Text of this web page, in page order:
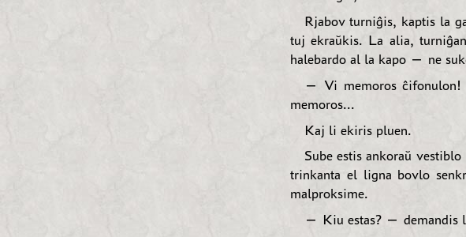
Rjabov turniĝis, kaptis la
tuj ekraŭkis. La alia,
halebardo al la kapo — ne
— Vi memoros
memoros...
Kaj li ekiris pluen.
Sube estis ankoraŭ
trinkanta el ligna bovlo
malproksime.
— Kiu estas? — demandis